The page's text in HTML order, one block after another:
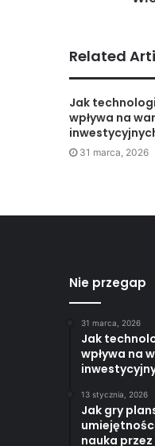
Related
Jak
wpływa na
31 marca, 2026
Nie przegap
31 marca, 2026
Jak
wpływa na
13 stycznia, 2026
Jak gry
nauka